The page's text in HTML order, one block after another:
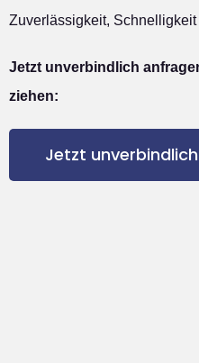
Zuverlässigkeit,
Jetzt unverbindlich
ziehen:
Jetzt